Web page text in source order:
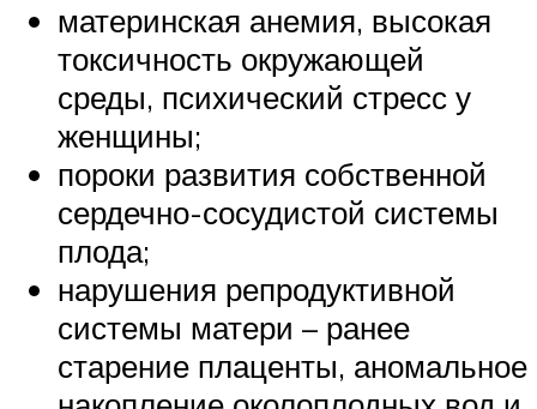
материнская анемия, высокая
токсичность окружающей
среды, психический стресс у
женщины;
пороки развития собственной
сердечно-сосудистой системы
плода;
нарушения репродуктивной
системы матери – ранее
старение плаценты, аномальное